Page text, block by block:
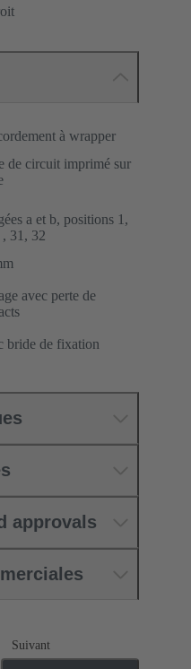
à wrapper
de circuit imprimé sur
a et b, positions 1,
, 31, 32
avec perte de
bride de fixation
approvals
Suivant